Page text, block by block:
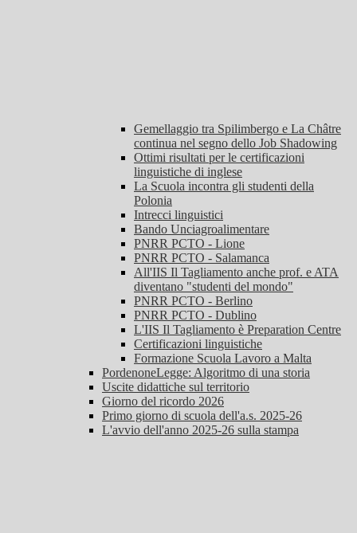
Gemellaggio tra Spilimbergo e La Châtre
continua nel segno dello Job Shadowing
Ottimi risultati per le certificazioni
linguistiche di inglese
La Scuola incontra gli studenti della
Polonia
Intrecci linguistici
Bando Unciagroalimentare
PNRR PCTO - Lione
PNRR PCTO - Salamanca
All'IIS Il Tagliamento anche prof. e ATA
diventano "studenti del mondo"
PNRR PCTO - Berlino
PNRR PCTO - Dublino
L'IIS Il Tagliamento è Preparation Centre
Certificazioni linguistiche
Formazione Scuola Lavoro a Malta
PordenoneLegge: Algoritmo di una storia
Uscite didattiche sul territorio
Giorno del ricordo 2026
Primo giorno di scuola dell'a.s. 2025-26
L'avvio dell'anno 2025-26 sulla stampa